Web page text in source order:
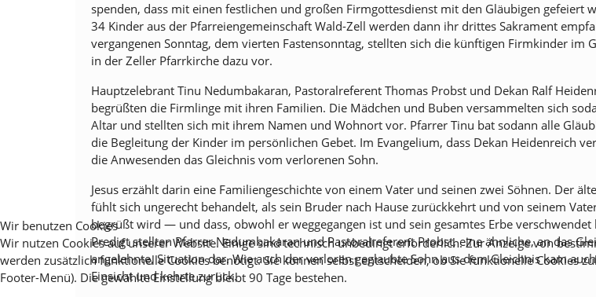
spenden, dass mit einen festlichen und großen Firmgottesdienst mit den Gläubigen gefeiert
34 Kinder aus der Pfarreiengemeinschaft Wald-Zell werden dann ihr drittes Sakrament
vergangenen Sonntag, dem vierten Fastensonntag, stellten sich die künftigen Firmkinder im
in der Zeller Pfarrkirche dazu vor.
Hauptzelebrant Tinu Nedumbakaran, Pastoralreferent Thomas Probst und Dekan Ralf
begrüßten die Firmlinge mit ihren Familien. Die Mädchen und Buben versammelten sich
Altar und stellten sich mit ihrem Namen und Wohnort vor. Pfarrer Tinu bat sodann alle
die Begleitung der Kinder im persönlichen Gebet. Im Evangelium, dass Dekan Heidenreich
die Anwesenden das Gleichnis vom verlorenen Sohn.
Jesus erzählt darin eine Familiengeschichte von einem Vater und seinen zwei Söhnen. Der
fühlt sich ungerecht behandelt, als sein Bruder nach Hause zurückkehrt und von seinem
begrüßt wird — und dass, obwohl er weggegangen ist und sein gesamtes Erbe verschwendet
Predigt stellten Pfarrer Nedumbakaran und Pastoralreferent Probst, eine ähnliche, an das
angelehnte, Situation dar. Wie auch der verloren geglaubte Sohn aus dem Gleichnis kam
Einsicht und kehrte zurück.
Wir benutzen Cookies
Wir nutzen Cookies auf unserer Website. Einige sind technisch unbedingt erforderlich. Zur Anzeige von
werden zusätzlich funktionelle Cookies benötigt. Sie können selbst entscheiden, ob Sie funktionelle Cookies
Footer-Menü). Die gewählte Einstellung bleibt 90 Tage bestehen.